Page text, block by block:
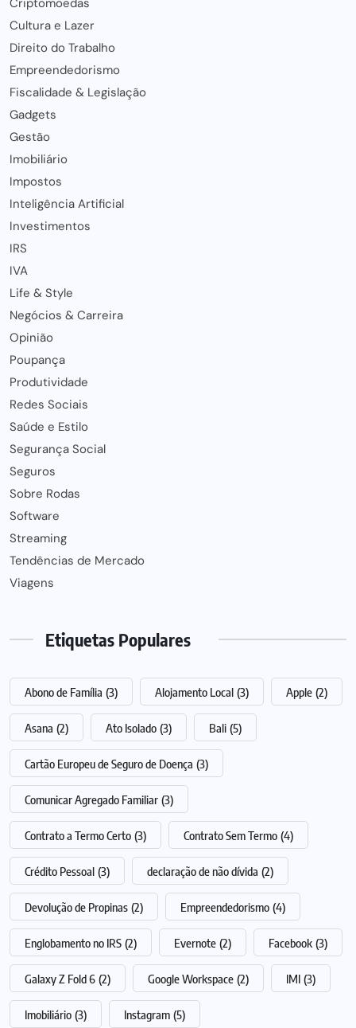
Cultura e Lazer
Direito do Trabalho
Empreendedorismo
Fiscalidade & Legislação
Gadgets
Gestão
Imobiliário
Impostos
Inteligência Artificial
Investimentos
IRS
IVA
Life & Style
Negócios & Carreira
Opinião
Poupança
Produtividade
Redes Sociais
Saúde e Estilo
Segurança Social
Seguros
Sobre Rodas
Software
Streaming
Tendências de Mercado
Viagens
Etiquetas Populares
Abono de Família (3) Alojamento Local (3) Apple (2)
Asana (2) Ato Isolado (3) Bali (5)
Cartão Europeu de Seguro de Doença (3)
Comunicar Agregado Familiar (3)
Contrato a Termo Certo (3) Contrato Sem Termo (4)
Crédito Pessoal (3) declaração de não dívida (2)
Devolução de Propinas (2) Empreendedorismo (4)
Englobamento no IRS (2) Evernote (2) Facebook (3)
Galaxy Z Fold 6 (2) Google Workspace (2) IMI (3)
Imobiliário (3) Instagram (5)